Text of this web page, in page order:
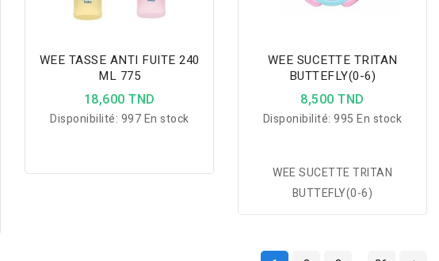
WEE TASSE ANTI FUITE 240
ML 775
18,600 TND
Disponibilité: 997 En stock
WEE SUCETTE TRITAN
BUTTEFLY(0-6)
8,500 TND
Disponibilité:995 En stock
WEE SUCETTE TRITAN
BUTTEFLY(0-6)